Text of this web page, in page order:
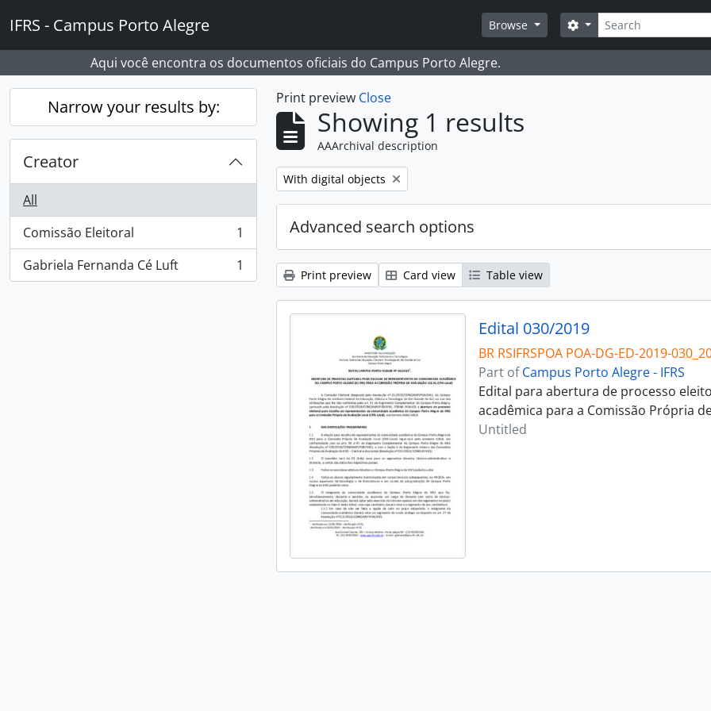
IFRS - Campus Porto Alegre Browse Search
Search options
Aqui você encontra os documentos oficiais do Campus Porto Alegre.
Narrow your results by:
Creator
All
Comissão Eleitoral
, 1 results
1
Gabriela Fernanda Cé Luft
, 1 results 1
Print preview Close
Showing 1 results
AAArchival description
Remove filter:
With digital objects
Advanced search options
Print preview Card view Table view
Edital 030/2019
BR RSIFRSPOA POA-DG-ED-2019-
Part ofCampus Porto Alegre - IFRS
Edital para abertura de processo
acadêmica para a Comissão Própria
Untitled